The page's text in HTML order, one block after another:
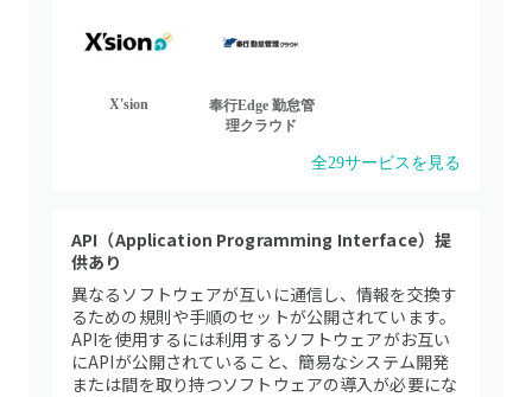
X'sion
奉行Edge 勤怠管
理クラウド
全29サービスを見る
API（Application Programming Interface）提
供あり
異なるソフトウェアが互いに通信し、情報を交換す
るための規則や手順のセットが公開されています。
APIを使用するには利用するソフトウェアがお互い
にAPIが公開されていること、簡易なシステム開発
または間を取り持つソフトウェアの導入が必要にな